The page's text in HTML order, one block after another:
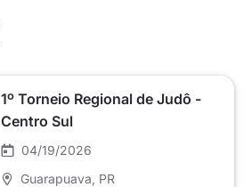
1º Torneio Regional de Judô -
Centro Sul
04/19/2026
Guarapuava , PR